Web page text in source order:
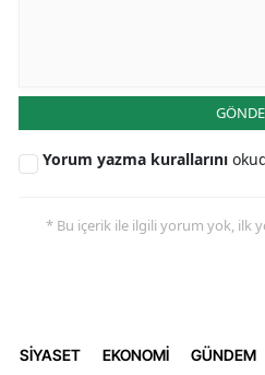
Yorum yazma kurallarını
* Bu içerik ile ilgili yorum yok, ilk
SİYASET EKONOMİ GÜNDEM